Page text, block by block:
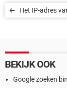
Het IP-adres
BEKIJK OOK
Google zoeken